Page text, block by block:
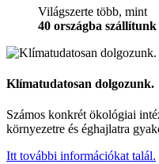
Világszerte több, mint
40 országba szállítunk
Klímatudatosan dolgozunk.
Számos konkrét ökológiai
környezetre és éghajlatra
Itt további információkat talál.